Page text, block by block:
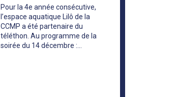
Pour la 4e année consécutive,
l’espace aquatique Lilô de la
CCMP a été partenaire du
téléthon. Au programme de la
soirée du 14 décembre :…